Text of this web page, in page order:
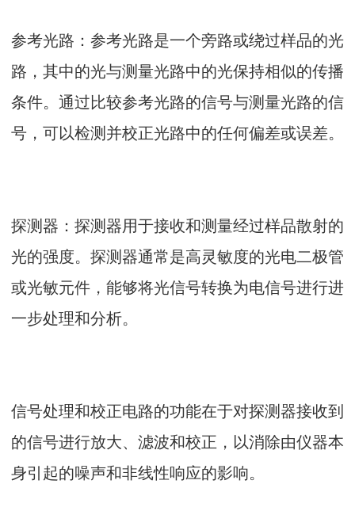
参考光路：参考光路是一个旁路或绕过样品的光
路，其中的光与测量光路中的光保持相似的传播
条件。通过比较参考光路的信号与测量光路的信
号，可以检测并校正光路中的任何偏差或误差。
探测器：探测器用于接收和测量经过样品散射的
光的强度。探测器通常是高灵敏度的光电二极管
或光敏元件，能够将光信号转换为电信号进行进
一步处理和分析。
信号处理和校正电路的功能在于对探测器接收到
的信号进行放大、滤波和校正，以消除由仪器本
身引起的噪声和非线性响应的影响。